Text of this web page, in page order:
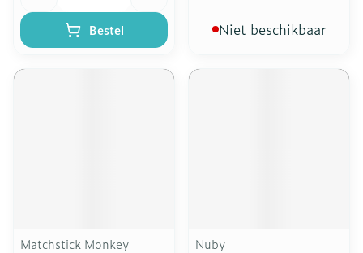
Bestel Niet beschikbaar
Matchstick Monkey
Nuby